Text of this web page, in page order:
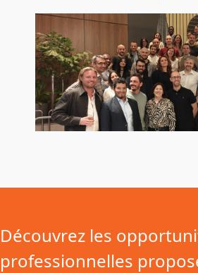
Découvrez les
professionnelles